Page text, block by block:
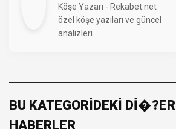
Köşe Yazarı - Rekabet.net
özel köşe yazıları ve güncel
analizleri.
BU KATEGORİDEKİ Dİ�?ER
HABERLER